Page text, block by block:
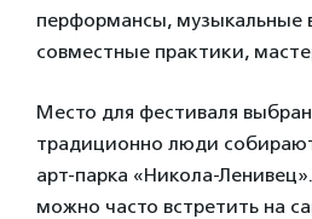
перформансы, музыкальные
совместные практики,
Место для фестиваля
традиционно люди
арт-парка «Никола-
можно часто встретить на